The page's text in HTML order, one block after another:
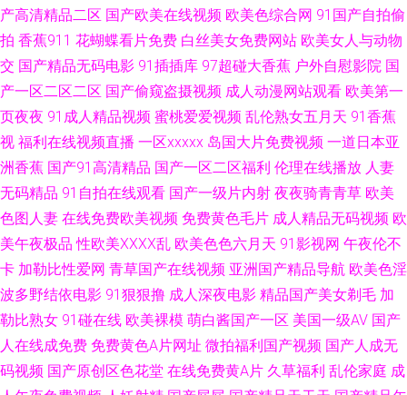
吃瓜 丝袜avtt东京热 91唐伯虎黄 美欧韩视频 影音先锋资源无人区 欧美亚洲
日韩国产其它 91麻豆天美一区 老湿69视频福利在线 91超碰在线青青草 欧洲
女同按摩 91看视频 久久精品高清免费视频 91福利海角 美女操鸡 91N在线网
站 豆花视屏 亚洲福利电影 97资源站老师素人 日韩韩日免费视频 91视频cn
婷婷午夜精品久久 91在线观看免费蜜桃 青草av不卡 91午夜福利视频不卡 国
产玖玖爱 伊人青青91 91精选视频 久久有精品 69福利社不卡 萌白酱肏屄视
频 91人妻人人操人人爽 青草伊人大香蕉 91深夜网站色 日韩欧美在线不卡一
区 超碰福利人人乐 日本不卡海角 91看片 黄天堂av 综合网艹 国产成人片 中
产高清精品二区 国产欧美在线视频 欧美色综合网 91国产自拍偷
拍 香蕉911 花蝴蝶看片免费 白丝美女免费网站 欧美女人与动物
交 国产精品无码电影 91插插库 97超碰大香蕉 户外自慰影院 国
产一区二区二区 国产偷窥盗摄视频 成人动漫网站观看 欧美第一
页夜夜 91成人精品视频 蜜桃爱爱视频 乱伦熟女五月天 91香蕉
视 福利在线视频直播 一区xxxxx 岛国大片免费视频 一道日本亚
洲香蕉 国产91高清精品 国产一区二区福利 伦理在线播放 人妻
无码精品 91自拍在线观看 国产一级片内射 夜夜骑青青草 欧美
色图人妻 在线免费欧美视频 免费黄色毛片 成人精品无码视频 欧
美午夜极品 性欧美ⅩⅩⅩⅩ乱 欧美色色六月天 91影视网 午夜伦不
卡 加勒比性爱网 青草国产在线视频 亚洲国产精品导航 欧美色淫
波多野结依电影 91狠狠撸 成人深夜电影 精品国产美女剃毛 加
勒比熟女 91碰在线 欧美裸模 萌白酱国产一区 美国一级AV 国产
人在线成免费 免费黄色A片网址 微拍福利国产视频 国产人成无
码视频 国产原创区色花堂 在线免费黄A片 久草福利 乱伦家庭 成